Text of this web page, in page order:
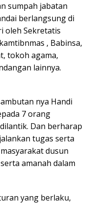
sumpah jabatan
berlangsung di
oleh Sekretatis
, Babinsa,
tokoh agama,
lainnya.
nya Handi
7 orang
Dan berharap
tugas serta
dusun
amanah dalam
yang berlaku,